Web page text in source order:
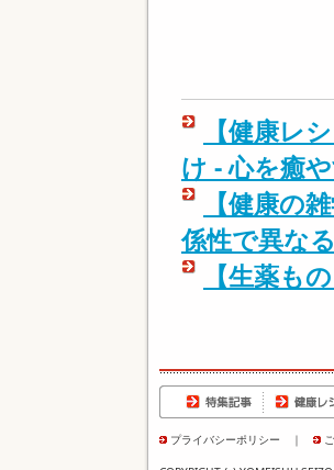
【健康レ
け - 心を癒
【健康の
係性で異な
【生薬も
プライバシーポリシー ｜